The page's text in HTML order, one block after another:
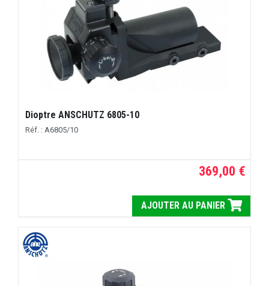
Dioptre ANSCHUTZ 6805-10
Réf. : A6805/10
369,00 €
AJOUTER AU PANIER